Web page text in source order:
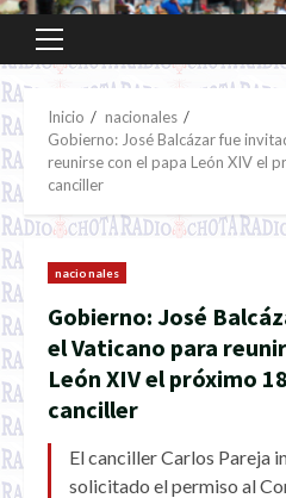
Menú
principal
Inicio
nacionales
Gobierno: José Balcázar fue
reunirse con el papa León XIV el
canciller
nacionales
Gobierno: José
el Vaticano para
León XIV el próximo
canciller
El canciller Carlos Pareja
solicitado el permiso al